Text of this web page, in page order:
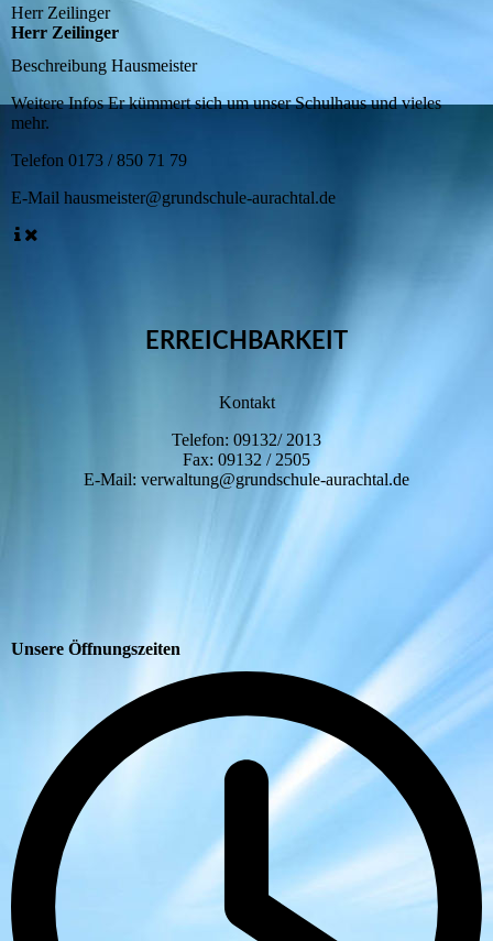
Herr Zeilinger
Herr Zeilinger
Beschreibung Hausmeister
Weitere InfosEr kümmert sich um unser Schulhaus und vieles
mehr.
Telefon 0173 / 850 71 79
E-Mail hausmeister@grundschule-aurachtal.de
ERREICHBARKEIT
Kontakt
Telefon: 09132/ 2013
Fax: 09132 / 2505
E-Mail: verwaltung@grundschule-aurachtal.de
Unsere Öffnungszeiten